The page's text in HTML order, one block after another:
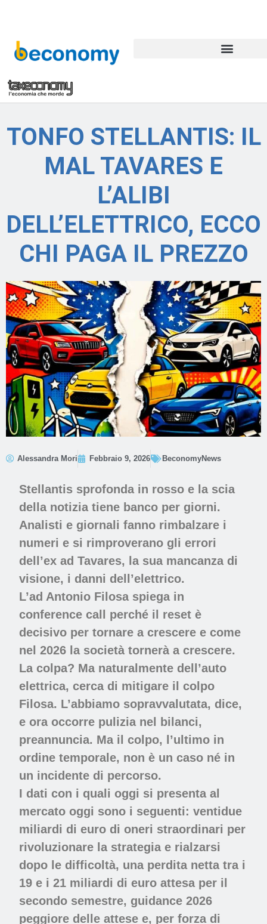
TONFO STELLANTIS: IL
MAL TAVARES E
L’ALIBI
DELL’ELETTRICO, ECCO
CHI PAGA IL PREZZO
Alessandra Mori Febbraio 9, 2026 BeconomyNews
Stellantis sprofonda in rosso e la scia
della notizia tiene banco per giorni.
Analisti e giornali fanno rimbalzare i
numeri e si rimproverano gli errori
dell’ex ad Tavares, la sua mancanza di
visione, i danni dell’elettrico.
L’ad Antonio Filosa spiega in
conference call perché il reset è
decisivo per tornare a crescere e come
nel 2026 la società tornerà a crescere.
La colpa? Ma naturalmente dell’auto
elettrica, cerca di mitigare il colpo
Filosa. L’abbiamo sopravvalutata, dice,
e ora occorre pulizia nel bilanci,
preannuncia. Ma il colpo, l’ultimo in
ordine temporale, non è un caso né in
un incidente di percorso.
I dati con i quali oggi si presenta al
mercato oggi sono i seguenti: ventidue
miliardi di euro di oneri straordinari per
rivoluzionare la strategia e rialzarsi
dopo le difficoltà, una perdita netta tra i
19 e i 21 miliardi di euro attesa per il
secondo semestre, guidance 2026
peggiore delle attese e, per forza di